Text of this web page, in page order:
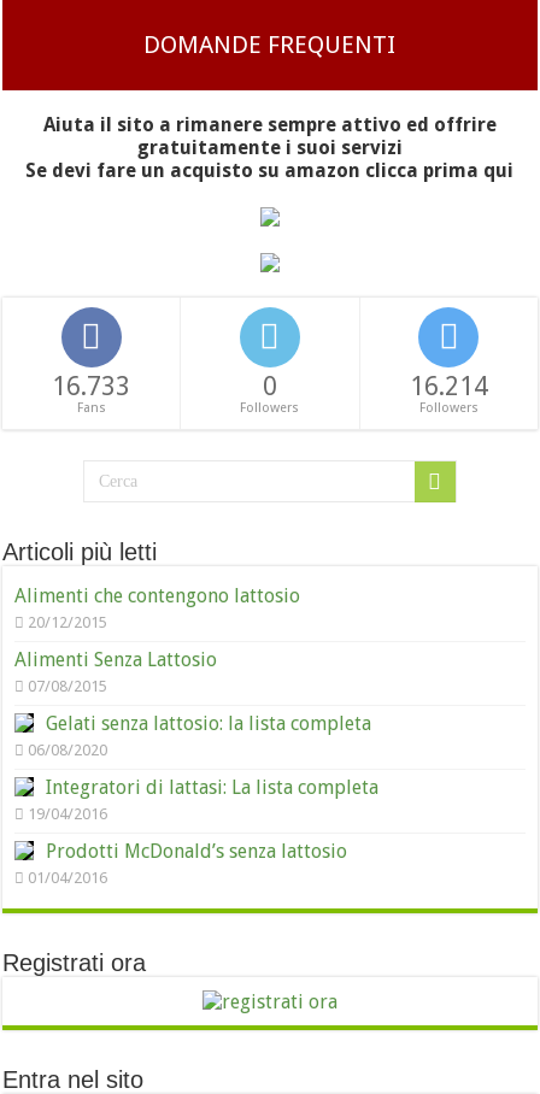
DOMANDE FREQUENTI
Aiuta il sito a rimanere sempre attivo ed offrire
gratuitamente i suoi servizi
Se devi fare un acquisto su amazon clicca prima qui
16.733
Fans
0
Followers
16.214
Followers
Articoli più letti
Alimenti che contengono lattosio
20/12/2015
Alimenti Senza Lattosio
07/08/2015
Gelati senza lattosio: la lista completa
06/08/2020
Integratori di lattasi: La lista completa
19/04/2016
Prodotti McDonald’s senza lattosio
01/04/2016
Registrati ora
Entra nel sito